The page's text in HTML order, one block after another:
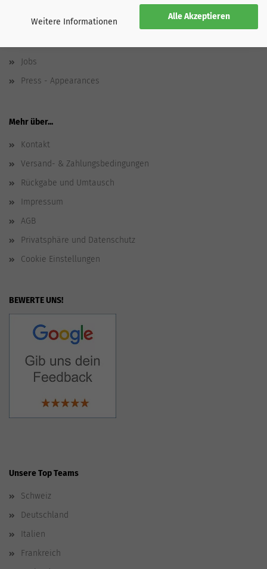
Alle Akzeptieren
Weitere Informationen
About us
Jobs
Press - Appearances
Mehr über...
Kontakt
Versand- & Zahlungsbedingungen
Rückgabe und Umtausch
Impressum
AGB
Privatsphäre und Datenschutz
Cookie Einstellungen
BEWERTE UNS!
Unsere Top Teams
Schweiz
Deutschland
Italien
Frankreich